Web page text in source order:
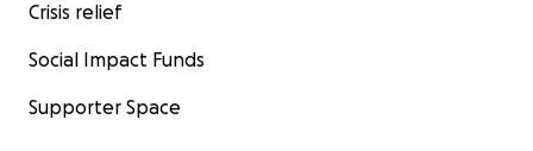
Crisis relief
Social Impact Funds
Supporter Space